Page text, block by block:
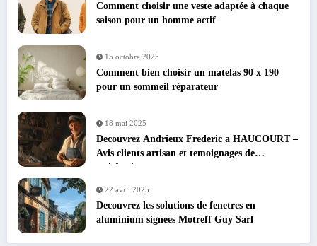
Comment choisir une veste adaptée à chaque
saison pour un homme actif
15 octobre 2025
Comment bien choisir un matelas 90 x 190
pour un sommeil réparateur
18 mai 2025
Decouvrez Andrieux Frederic a HAUCOURT –
Avis clients artisan et temoignages de
satisfaction
22 avril 2025
Decouvrez les solutions de fenetres en
aluminium signees Motreff Guy Sarl